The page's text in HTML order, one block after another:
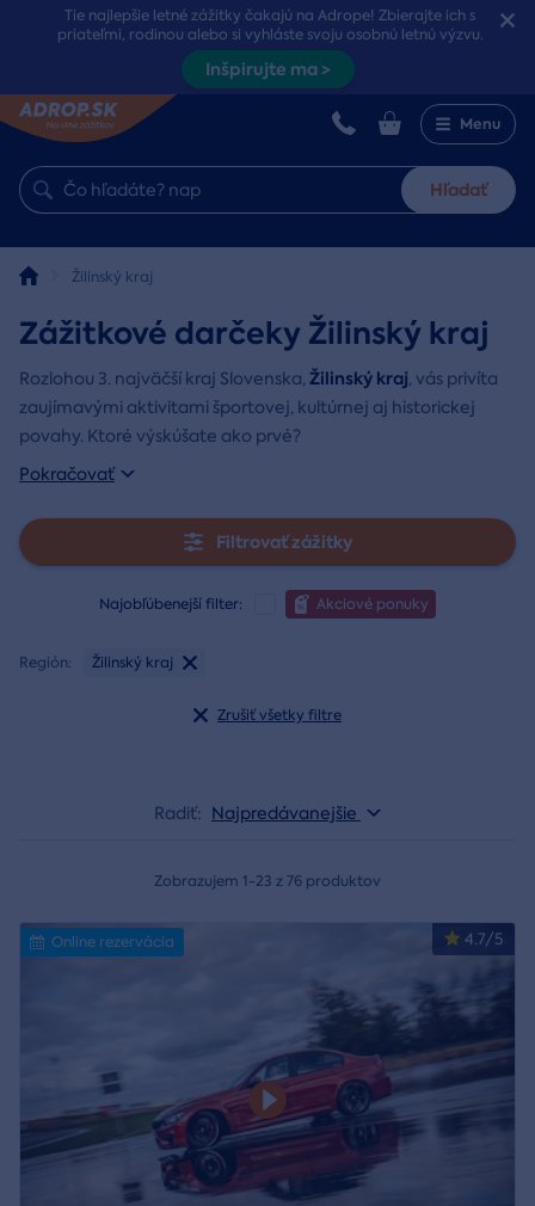
Tie najlepšie letné zážitky čakajú na Adrope! Zbierajte ich s
priateľmi, rodinou alebo si vyhláste svoju osobnú letnú výzvu.
Inšpirujte ma >
Menu
Hľadať
Žilinský kraj
Zážitkové darčeky Žilinský kraj
Rozlohou 3. najväčší kraj Slovenska,Žilinský kraj, vás privíta
zaujímavými aktivitami športovej, kultúrnej aj historickej
povahy. Ktoré výskúšate ako prvé?
Pokračovať
Filtrovať zážitky
Najobľúbenejší filter: Akciové ponuky
Región: Žilinský kraj
Zrušiť všetky filtre
Radiť: Najpredávanejšie
Zobrazujem 1-23 z 76 produktov
4.7/5
Online rezervácia